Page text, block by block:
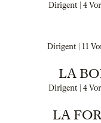
Dirigent | 4
Dirigent | 11
LA
Dirigent | 4
LA